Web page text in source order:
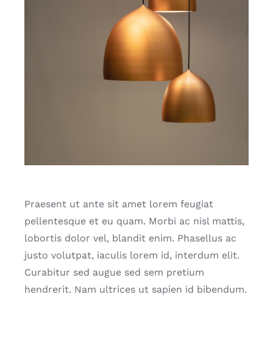
Praesent ut ante sit amet lorem feugiat
pellentesque et eu quam. Morbi ac nisl mattis,
lobortis dolor vel, blandit enim. Phasellus ac
justo volutpat, iaculis lorem id, interdum elit.
Curabitur sed augue sed sem pretium
hendrerit. Nam ultrices ut sapien id bibendum.